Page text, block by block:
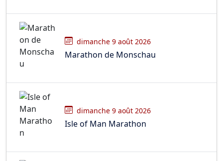
dimanche 9 août 2026
Marathon de Monschau
dimanche 9 août 2026
Isle of Man Marathon